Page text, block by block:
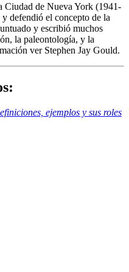
Ciudad de Nueva York (1941-
defendió el concepto de la
y escribió muchos
la paleontología, y la
ver Stephen Jay Gould.
ejemplos y sus roles